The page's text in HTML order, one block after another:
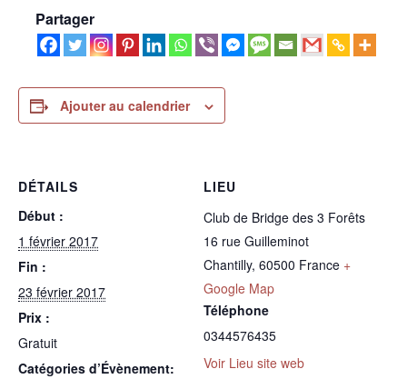
Partager
Ajouter au calendrier
DÉTAILS
Début :
1 février 2017
Fin :
23 février 2017
Prix :
Gratuit
Catégories d’Évènement:
LIEU
Club de Bridge des 3 Forêts
16 rue Guilleminot
Chantilly, 60500 France +
Google Map
Téléphone
0344576435
Voir Lieu site web